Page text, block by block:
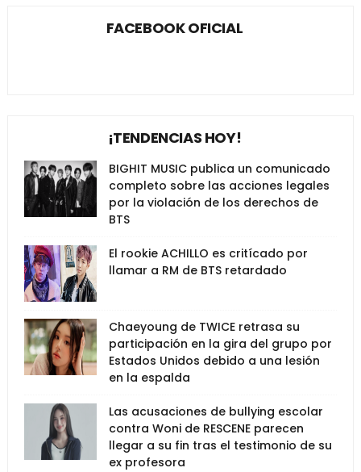
FACEBOOK OFICIAL
¡TENDENCIAS HOY!
BIGHIT MUSIC publica un comunicado
completo sobre las acciones legales
por la violación de los derechos de
BTS
El rookie ACHILLO es critícado por
llamar a RM de BTS retardado
Chaeyoung de TWICE retrasa su
participación en la gira del grupo por
Estados Unidos debido a una lesión
en la espalda
Las acusaciones de bullying escolar
contra Woni de RESCENE parecen
llegar a su fin tras el testimonio de su
ex profesora